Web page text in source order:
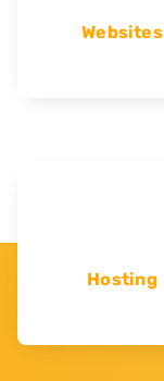
Websites
Hosting